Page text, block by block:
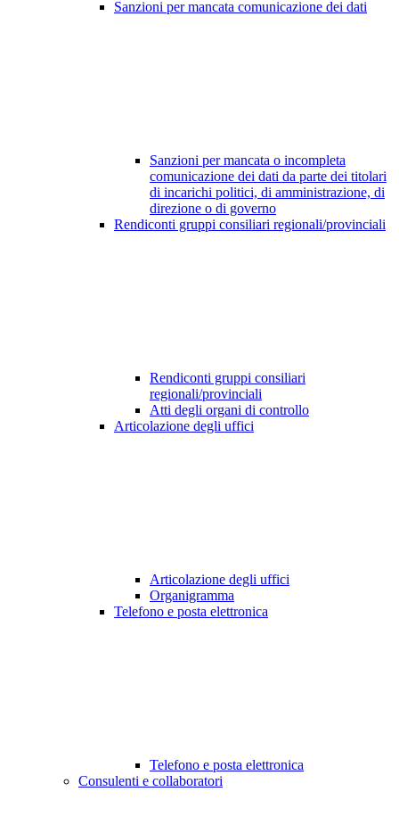
Sanzioni per mancata comunicazione dei dati
Sanzioni per mancata o incompleta
comunicazione dei dati da parte dei titolari
di incarichi politici, di amministrazione, di
direzione o di governo
Rendiconti gruppi consiliari regionali/provinciali
Rendiconti gruppi consiliari
regionali/provinciali
Atti degli organi di controllo
Articolazione degli uffici
Articolazione degli uffici
Organigramma
Telefono e posta elettronica
Telefono e posta elettronica
Consulenti e collaboratori